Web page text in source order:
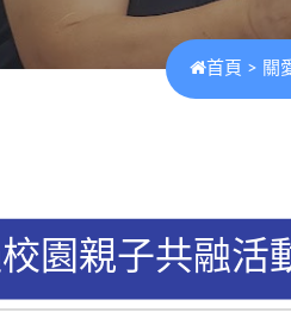
首頁 > 關
園親子共融活